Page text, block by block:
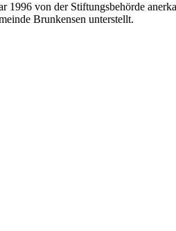
1996 von der Stiftungsbehörde
Brunkensen unterstellt.